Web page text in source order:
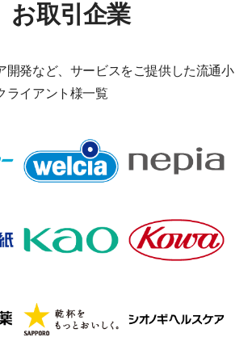
お取引企業
開発など、サービスをご提供した流通小
ライアント様一覧